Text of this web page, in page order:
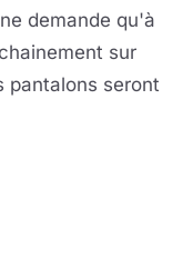
demande qu'à
sur
pantalons seront